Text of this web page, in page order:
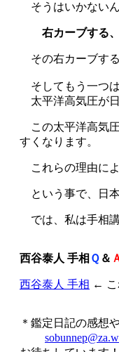
そうはいかないん
右カーブする、
その右カーブする
そしてもう一つは
太平洋高気圧が日
この太平洋高気
すくなります。
これらの理由によ
という事で、日本
では、私は手相講
西谷泰人 手相 Ｑ ＆
西谷泰人 手相 ← こ
＊鑑定日記の感想